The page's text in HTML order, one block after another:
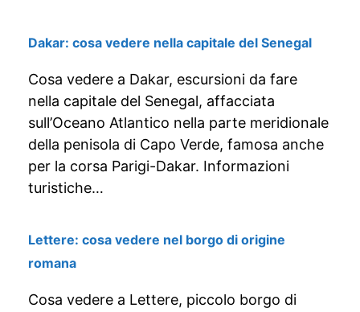
Dakar: cosa vedere nella capitale del Senegal
Cosa vedere a Dakar, escursioni da fare
nella capitale del Senegal, affacciata
sull’Oceano Atlantico nella parte meridionale
della penisola di Capo Verde, famosa anche
per la corsa Parigi-Dakar. Informazioni
turistiche…
Lettere: cosa vedere nel borgo di origine
romana
Cosa vedere a Lettere, piccolo borgo di